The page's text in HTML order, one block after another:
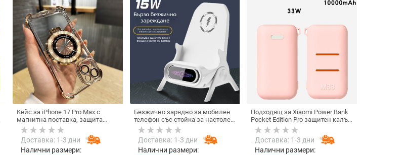
Кейс за iPhone 17 Pro Max с
магнитна поставка, защита
срещу изпускане на четирите
ъгъла, акрилен корпус с
електроплатиран финиш
Доставка: 1-3 дни
Налични размери:
Безжично зарядно за мобилен
телефон със стойка за настолен
монтаж за хоризонтално или
вертикално ползване, QC3.0, 2 A,
15 W, Бързо зареждане
Доставка: 1-3 дни
Налични размери:
Подходящ за Xiaomi Power Bank
Pocket Edition Pro защитен калъф
33W силиконов 10000mA
неплъзгащ се защитен калъф за
Power Bank
Доставка: 1-3 дни
Налични размери: